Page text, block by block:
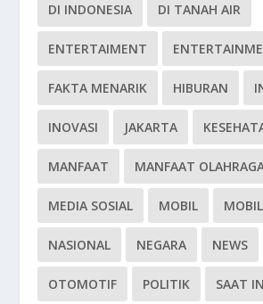
DI INDONESIA DI TANAH AIR
ENTERTAIMENT
FAKTA MENARIK HIBURAN
INOVASI JAKARTA
MANFAAT MANFAAT
MEDIA SOSIAL MOBIL
NASIONAL NEGARA NEWS
OTOMOTIF POLITIK SAAT